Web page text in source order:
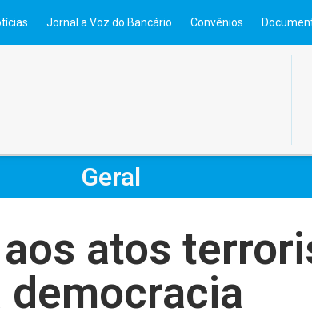
Jornal a Voz do Bancário Convênios
Geral
atos
democracia